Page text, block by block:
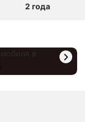
2 года